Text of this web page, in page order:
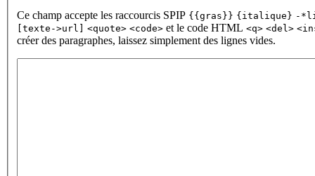
Ce champ accepte les raccourcis SPIP {{gras}} {italique} -
[texte->url]
<quote> <code> et le code HTML <q> <del>
créer des paragraphes, laissez simplement des lignes vides.